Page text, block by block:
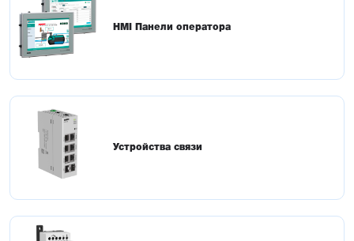
HMI Панели оператора
Устройства связи